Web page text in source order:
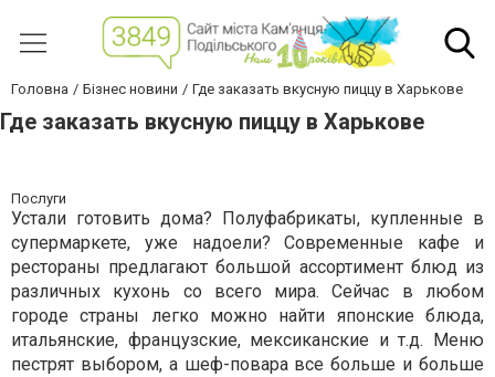
Головна Бізнес новини Где заказать вкусную пиццу в Харькове
Где заказать вкусную пиццу в Харькове
Послуги
Устали готовить дома? Полуфабрикаты, купленные в
супермаркете, уже надоели? Современные кафе и
рестораны предлагают большой ассортимент блюд из
различных кухонь со всего мира. Сейчас в любом
городе страны легко можно найти японские блюда,
итальянские, французские, мексиканские и т.д. Меню
пестрят выбором, а шеф-повара все больше и больше